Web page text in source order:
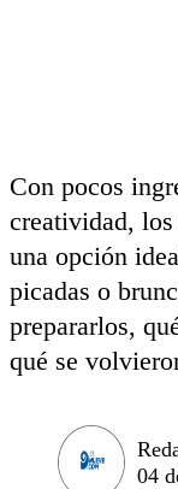
Con pocos
creatividad, los
una opción
picadas o
prepararlos,
qué se
04